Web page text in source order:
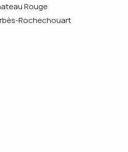
Rouge
Rochechouart